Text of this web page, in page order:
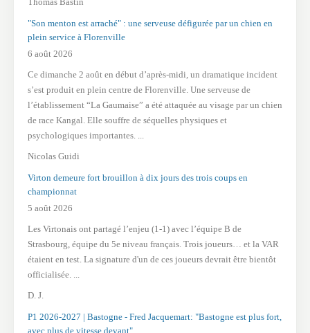
"Son menton est arraché" : une serveuse défigurée par un chien en
plein service à Florenville
6 août 2026
Ce dimanche 2 août en début d’après-midi, un dramatique incident
s’est produit en plein centre de Florenville. Une serveuse de
l’établissement “La Gaumaise” a été attaquée au visage par un chien
de race Kangal. Elle souffre de séquelles physiques et
psychologiques importantes. ...
Nicolas Guidi
Virton demeure fort brouillon à dix jours des trois coups en
championnat
5 août 2026
Les Virtonais ont partagé l’enjeu (1-1) avec l’équipe B de
Strasbourg, équipe du 5e niveau français. Trois joueurs… et la VAR
étaient en test. La signature d'un de ces joueurs devrait être bientôt
officialisée. ...
D. J.
P1 2026-2027 | Bastogne - Fred Jacquemart: "Bastogne est plus fort,
avec plus de vitesse devant"